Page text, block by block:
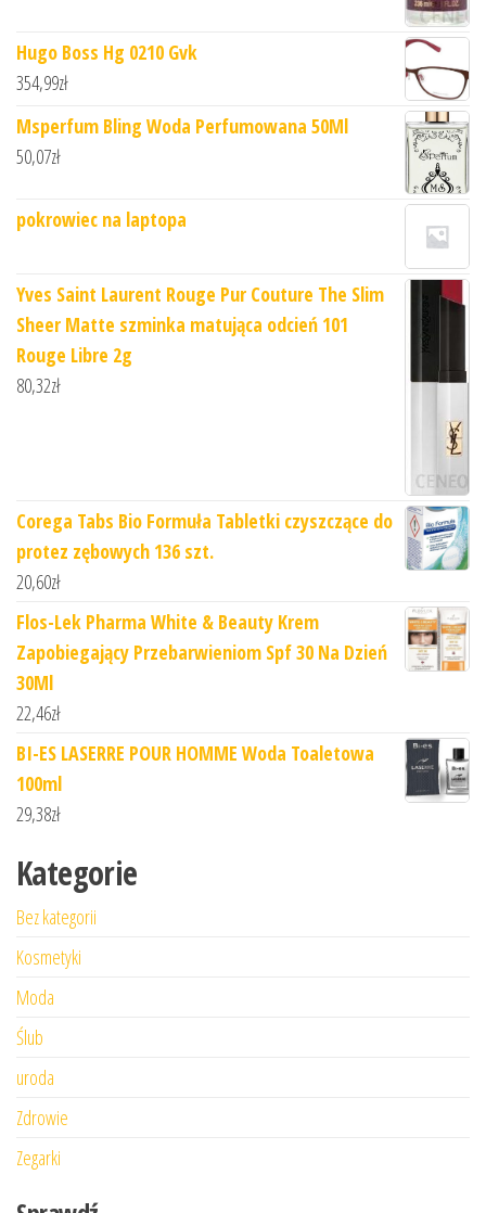
Hugo Boss Hg 0210 Gvk
354,99zł
Msperfum Bling Woda Perfumowana 50Ml
50,07zł
pokrowiec na laptopa
Yves Saint Laurent Rouge Pur Couture The Slim
Sheer Matte szminka matująca odcień 101
Rouge Libre 2g
80,32zł
Corega Tabs Bio Formuła Tabletki czyszczące do
protez zębowych 136 szt.
20,60zł
Flos-Lek Pharma White & Beauty Krem
Zapobiegający Przebarwieniom Spf 30 Na Dzień
30Ml
22,46zł
BI-ES LASERRE POUR HOMME Woda Toaletowa
100ml
29,38zł
Kategorie
Bez kategorii
Kosmetyki
Moda
Ślub
uroda
Zdrowie
Zegarki